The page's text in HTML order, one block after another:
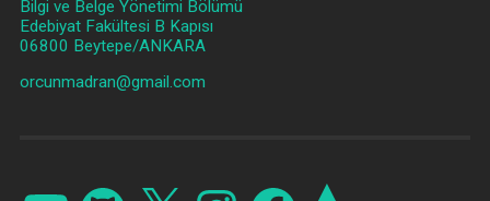
Bilgi ve Belge Yönetimi Bölümü
Edebiyat Fakültesi B Kapısı
06800 Beytepe/ANKARA
orcunmadran@gmail.com
YouTube GitHub X InstagramFacebook Strava